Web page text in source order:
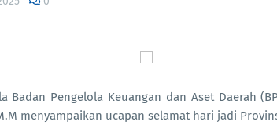
Badan Pengelola Keuangan dan Aset Daerah
menyampaikan ucapan selamat hari jadi